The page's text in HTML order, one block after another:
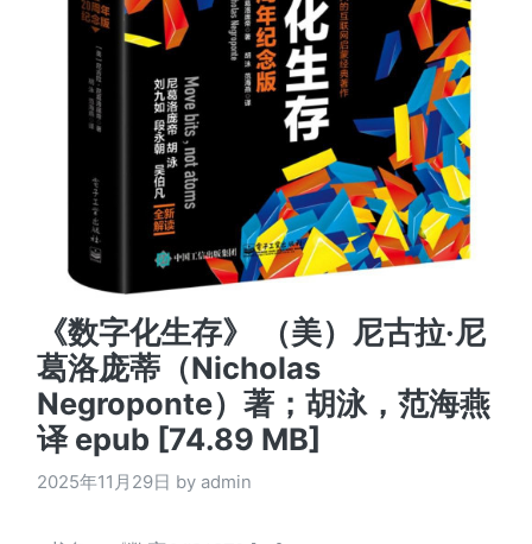
《数字化生存》 （美）尼古拉·尼
葛洛庞蒂（Nicholas
Negroponte）著；胡泳，范海燕
译 epub [74.89 MB]
2025年11月29日 by admin